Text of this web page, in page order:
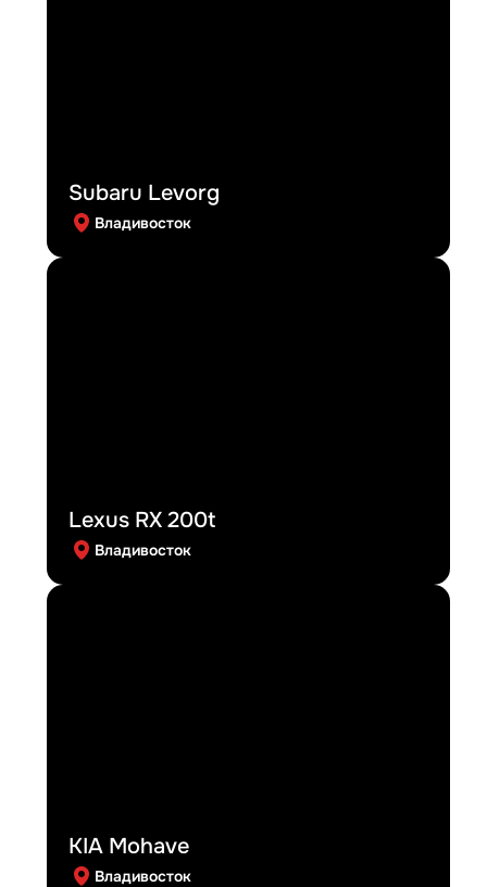
Subaru Levorg
Владивосток
Lexus RX 200t
Владивосток
KIA Mohave
Владивосток